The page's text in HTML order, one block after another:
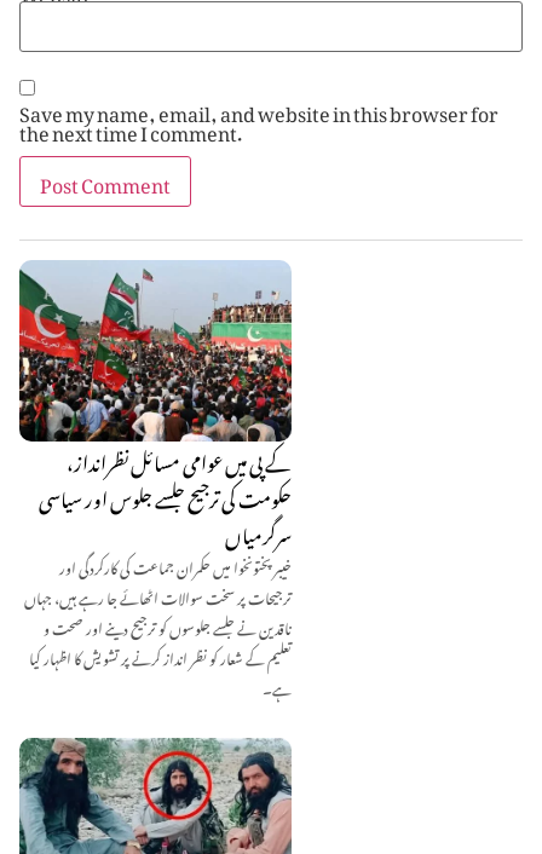
کے پی میں عوامی مسائل نظرانداز،
حکومت کی ترجیح جلسے جلوس اور سیاسی
سرگرمیاں
خیبر پختونخوا میں حکمران جماعت کی کارکردگی اور
ترجیحات پر سخت سوالات اٹھائے جا رہے ہیں، جہاں
ناقدین نے جلسے جلوسوں کو ترجیح دینے اور صحت و
تعلیم کے شعار کو نظر انداز کرنے پر تشویش کا اظہار کیا
ہے۔
Save my name, email, and website in this browser for
the next time I comment.